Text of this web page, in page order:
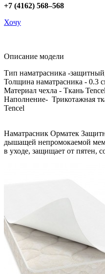
+7 (4162) 568–568
Хочу
Описание модели
Тип наматрасника -
Толщина наматрасника - 0.3
Материал чехла - Ткань
Наполнение- Трикотажная
Tencel
Наматрасник Орматек
дышащей непромокаемой
в уходе, защищает от пятен,